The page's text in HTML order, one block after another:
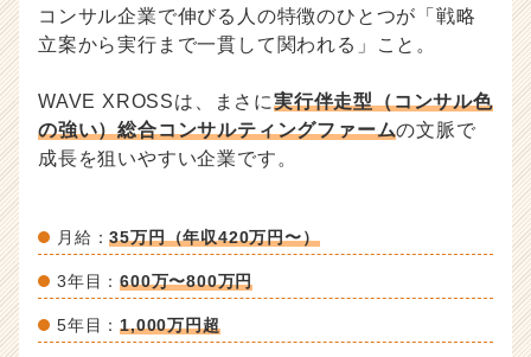
コンサル企業で伸びる人の特徴のひとつが「戦略
立案から実行まで一貫して関われる」こと。
WAVE XROSSは、まさに実行伴走型（コンサル色
の強い）総合コンサルティングファームの文脈で
成長を狙いやすい企業です。
月給：35万円（年収420万円〜）
3年目：600万〜800万円
5年目：1,000万円超